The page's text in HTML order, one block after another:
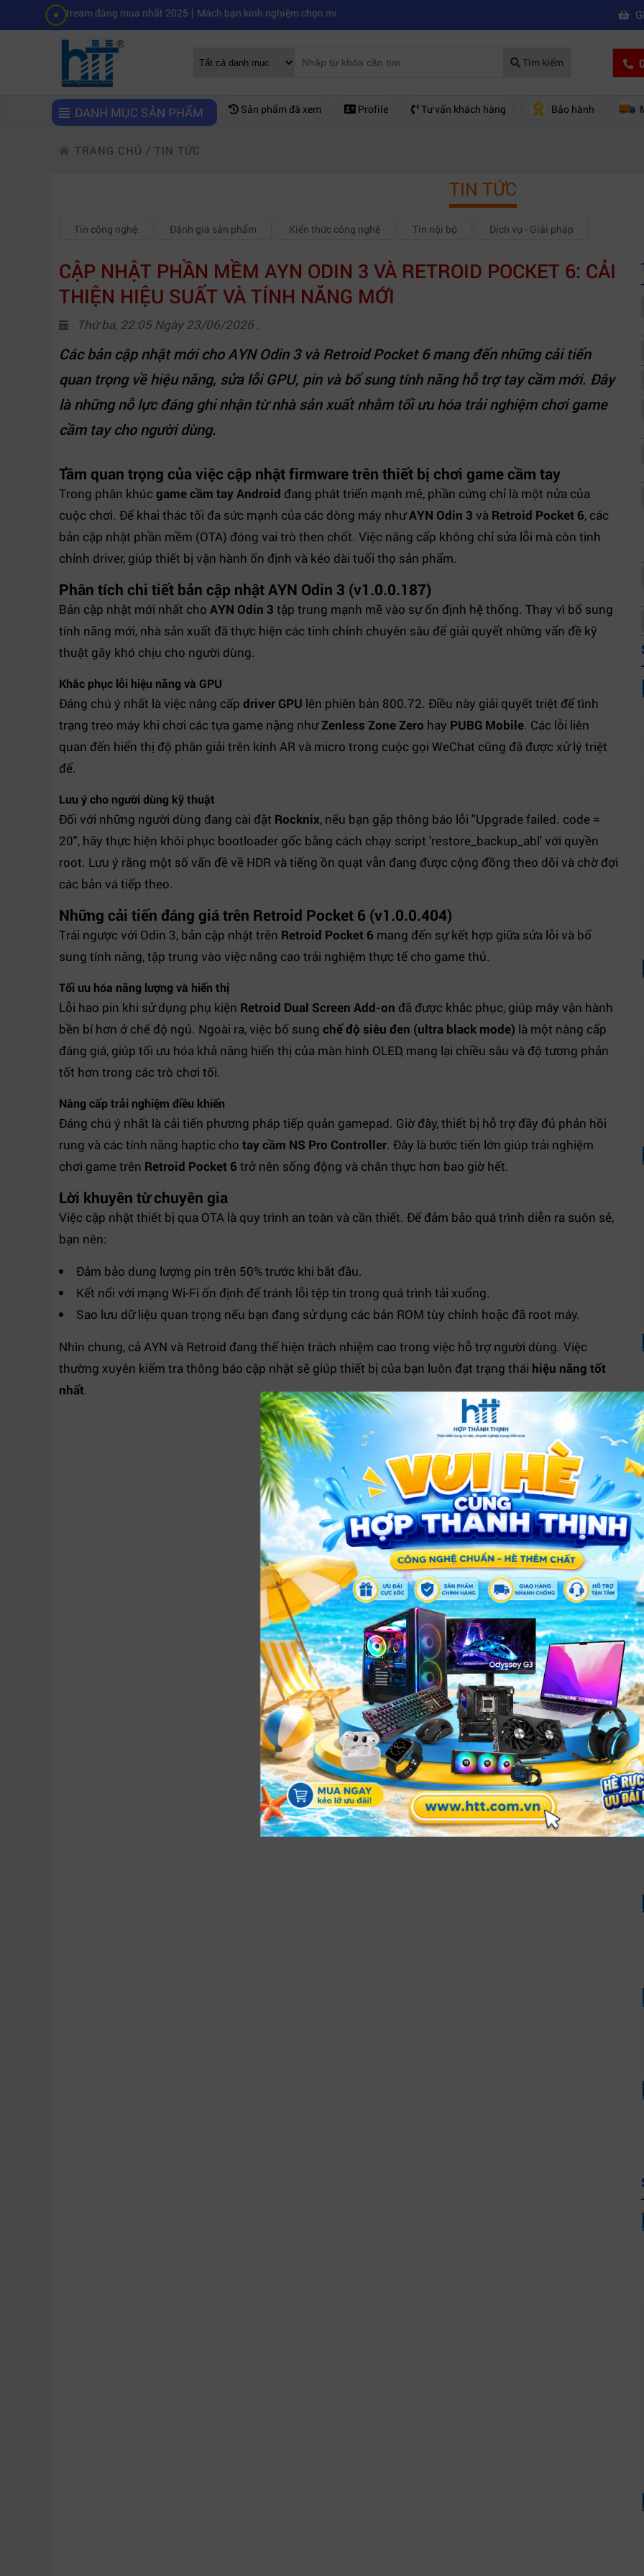
đáng mua nhất 2025|Mách bạn kinh nghiệm chọn mua máy quay phim chuyên nghiệp Mua máy quay phim hd giá rẻ nên mua của
Tìm kiếm
DANH MỤC SẢN PHẨM Sản phẩm đã xem Profile Tư vấn khách hàng Bảo hành
TRANG CHỦ / TIN TỨC
TIN TỨC
Tin công nghệ Đánh giá sản phẩm Kiến thức công nghệ Tin nội bộ Dịch vụ - Giải pháp
CẬP NHẬT PHẦN MỀM AYN ODIN 3 VÀ RETROID POCKET 6: CẢI
THIỆN HIỆU SUẤT VÀ TÍNH NĂNG MỚI
Thứ ba, 22:05 Ngày 23/06/2026 .
Các bản cập nhật mới cho AYN Odin 3 và Retroid Pocket 6 mang đến những cải tiến
quan trọng về hiệu năng, sửa lỗi GPU, pin và bổ sung tính năng hỗ trợ tay cầm mới. Đây
là những nỗ lực đáng ghi nhận từ nhà sản xuất nhằm tối ưu hóa trải nghiệm chơi game
cầm tay cho người dùng.
Tầm quan trọng của việc cập nhật firmware trên thiết bị chơi game cầm tay
Trong phân khúcgame cầm tay Android đang phát triển mạnh mẽ, phần cứng chỉ là một nửa của
cuộc chơi. Để khai thác tối đa sức mạnh của các dòng máy nhưAYN Odin 3 và Retroid Pocket 6, các
bản cập nhật phần mềm (OTA) đóng vai trò then chốt. Việc nâng cấp không chỉ sửa lỗi mà còn tinh
chỉnh driver, giúp thiết bị vận hành ổn định và kéo dài tuổi thọ sản phẩm.
Phân tích chi tiết bản cập nhật AYN Odin 3 (v1.0.0.187)
Bản cập nhật mới nhất cho AYN Odin 3 tập trung mạnh mẽ vào sự ổn định hệ thống. Thay vì bổ sung
tính năng mới, nhà sản xuất đã thực hiện các tinh chỉnh chuyên sâu để giải quyết những vấn đề kỹ
thuật gây khó chịu cho người dùng.
Khắc phục lỗi hiệu năng và GPU
Đáng chú ý nhất là việc nâng cấp driver GPU lên phiên bản 800.72. Điều này giải quyết triệt để tình
trạng treo máy khi chơi các tựa game nặng nhưZenless Zone Zero hay PUBG Mobile. Các lỗi liên
quan đến hiển thị độ phân giải trên kính AR và micro trong cuộc gọi WeChat cũng đã được xử lý triệt
để.
Lưu ý cho người dùng kỹ thuật
Đối với những người dùng đang cài đặt Rocknix, nếu bạn gặp thông báo lỗi "Upgrade failed. code =
20", hãy thực hiện khôi phục bootloader gốc bằng cách chạy script 'restore_backup_abl' với quyền
root. Lưu ý rằng một số vấn đề về HDR và tiếng ồn quạt vẫn đang được cộng đồng theo dõi và chờ đợi
các bản vá tiếp theo.
Những cải tiến đáng giá trên Retroid Pocket 6 (v1.0.0.404)
Trái ngược với Odin 3, bản cập nhật trên Retroid Pocket 6 mang đến sự kết hợp giữa sửa lỗi và bổ
sung tính năng, tập trung vào việc nâng cao trải nghiệm thực tế cho game thủ.
Tối ưu hóa năng lượng và hiển thị
Lỗi hao pin khi sử dụng phụ kiện Retroid Dual Screen Add-on đã được khắc phục, giúp máy vận hành
bền bỉ hơn ở chế độ ngủ. Ngoài ra, việc bổ sung chế độ siêu đen (ultra black mode) là một nâng cấp
đáng giá, giúp tối ưu hóa khả năng hiển thị của màn hình OLED, mang lại chiều sâu và độ tương phản
tốt hơn trong các trò chơi tối.
Nâng cấp trải nghiệm điều khiển
Đáng chú ý nhất là cải tiến phương pháp tiếp quản gamepad. Giờ đây, thiết bị hỗ trợ đầy đủ phản hồi
rung và các tính năng haptic cho tay cầm NS Pro Controller. Đây là bước tiến lớn giúp trải nghiệm
chơi game trên Retroid Pocket 6 trở nên sống động và chân thực hơn bao giờ hết.
Lời khuyên từ chuyên gia
Việc cập nhật thiết bị qua OTA là quy trình an toàn và cần thiết. Để đảm bảo quá trình diễn ra suôn sẻ,
bạn nên:
Đảm bảo dung lượng pin trên 50% trước khi bắt đầu.
Kết nối với mạng Wi-Fi ổn định để tránh lỗi tệp tin trong quá trình tải xuống.
Sao lưu dữ liệu quan trọng nếu bạn đang sử dụng các bản ROM tùy chỉnh hoặc đã root máy.
Nhìn chung, cả AYN và Retroid đang thể hiện trách nhiệm cao trong việc hỗ trợ người dùng. Việc
thường xuyên kiểm tra thông báo cập nhật sẽ giúp thiết bị của bạn luôn đạt trạng thái hiệu năng tốt
nhất.